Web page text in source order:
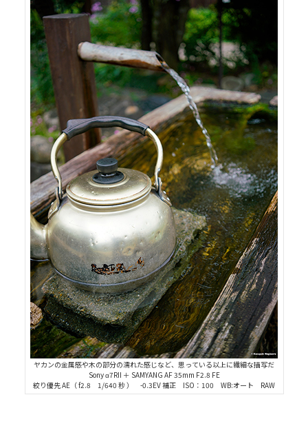
ヤカンの金属感や木の部分の濡れた感じなど、思っている以上に繊細な描写だ
Sony α7RII ＋ SAMYANG AF 35mm F2.8 FE
絞り優先 AE（ f2.8 1/640 秒 ） -0.3EV 補正 ISO：100 WB:オート RAW